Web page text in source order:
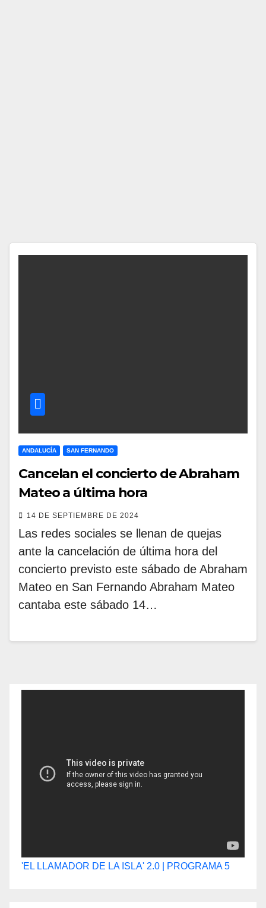
ANDALUCÍA SAN FERNANDO
Cancelan el concierto de Abraham
Mateo a última hora
14 DE SEPTIEMBRE DE 2024
Las redes sociales se llenan de quejas
ante la cancelación de última hora del
concierto previsto este sábado de Abraham
Mateo en San Fernando Abraham Mateo
cantaba este sábado 14…
'EL LLAMADOR DE LA ISLA' 2.0 | PROGRAMA 5